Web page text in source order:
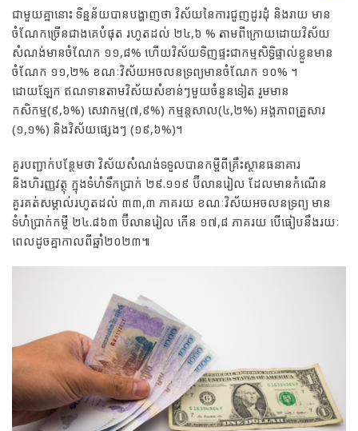
ជាមួយគ្នានោះ ទិន្នន័យបានបង្ហាញថា វិស័យនៃការជួញដូរដុំ និងរាយ មាន
ចំណែកច្រើនជាងគេបំផុត រហូតដល់ ២៤,៦ % តាមពីក្រោយដោយវិស័យ
សំណង់មានចំណែក ១១,៨% ហើយវិស័យទិញផ្ទះជាកម្មសិទ្ធិផ្ទាល់ខ្លួនមាន
ចំណែក ១១,២% ខណៈវិស័យអចលនទ្រព្យមានចំណែក ១០% ។
ដោយឡែក ឥណទានតាមវិស័យសំខាន់ៗមួយចំនួនទៀត រួមមាន
កសិកម្ម(៩,៦%) សេវាកម្ម(៧,៩%) កម្មន្តសាល(៤,២%) អង្គភាពគ្រួសារ​
(១,១%) និងវិស័យផ្សេងៗ (១៩,៦%)។
គួរបញ្ជាក់បន្ថែមថា វិស័យសំណង់ទទួលបានកម្ចីពីគ្រឹះស្ថានធនាគារ
និងហិរញ្ញវត្ថុ ក្នុងទំហំទឹកប្រាក់ ២៩.១១៩ ប៊ីលានរៀល ដែលមានកំណើន
គួរគត់សម្គាល់រហូតដល់ ៣៣,៣ ភាគរយ ខណៈវិស័យអចលនទ្រព្យ មាន
ទំហំប្រាក់កម្ចី ២៤.៨៦៣ ប៊ីលានរៀល កើន ១៧,៨ ភាគរយ បើធៀបនឹងរយៈ
ពេលដូចគ្នាកាលពីឆ្នាំ២០២៣៕